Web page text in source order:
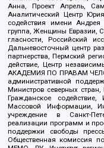
Анна, Проект Апрель,
Аналитический Центр
содействия имени
группа, Женщины Евразии,
гласности, Российский
Дальневосточный центр
партнерства, Пермский
действие, Центр
АКАДЕМИЯ ПО ПРАВАМ
административной
Министров северных
Гражданское
Массовой Информации,
учреждение в Санкт-
реализации программ и
поддержки свободы
Общественная комиссия